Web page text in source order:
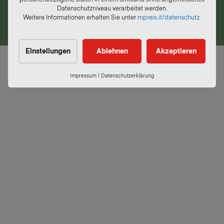
WhistleblowingDatenschutzniveau verarbeitet werden.
Weitere Informationen erhalten Sie unter mpreis.it/datenschutz
Akzeptieren
Ablehnen
Einstellungen
Impressum Datenschutzerklärung